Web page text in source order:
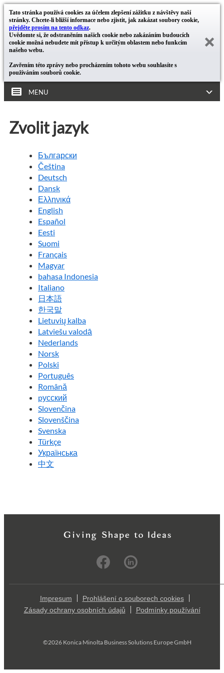
Tato stránka používá cookies za účelem zlepšení zážitku z návštěvy naší
stránky. Chcete-li bližší informace nebo zjistit, jak zakázat soubory cookie,
přejděte prosím na tento odkaz.
Uvědomte si, že odstraněním našich cookie nebo zakázáním budoucích
cookie možná nebudete mít přístup k určitým oblastem nebo funkcím
našeho webu.
Zavřením této zprávy nebo procházením tohoto webu souhlasíte s
používáním souborů cookie.
MENU
Zvolit jazyk
Български
Čeština
Deutsch
Dansk
Ελληνικά
English
Español
Eesti
Suomi
Français
Magyar
bahasa Indonesia
Italiano
日本語
한국말
Lietuvių kalba
Latviešu valodā
Nederlands
Norsk
Polski
Português
Română
pусский
Slovenčina
Slovenščina
Svenska
Türkçe
Українська
中文
Impresum
Prohlášení o souborech cookies
Zásady ochrany osobních údajů
Podmínky používání
©2026 Konica Minolta Business Solutions Europe GmbH